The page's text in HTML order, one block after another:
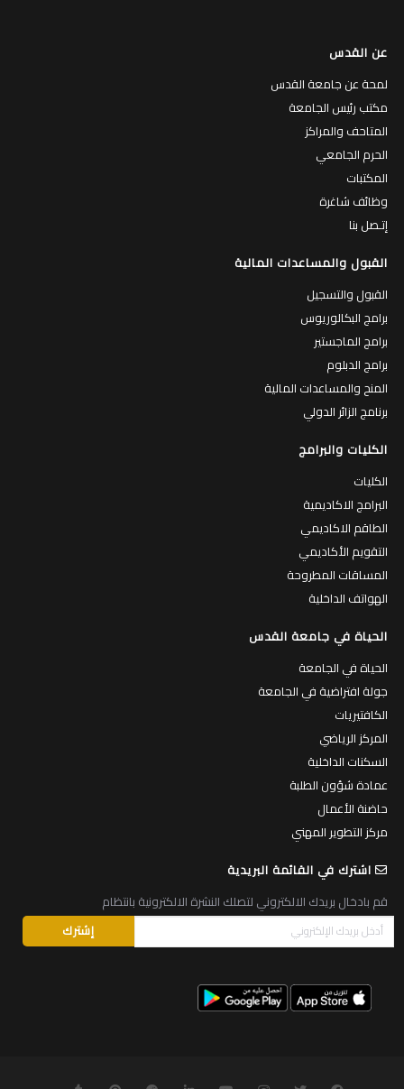
عن القدس
لمحة عن جامعة القدس
مكتب رئيس الجامعة
المتاحف والمراكز
الحرم الجامعي
المكتبات
وظائف شاغرة
إتـصل بنا
القبول والمساعدات المالية
القبول والتسجيل
برامج البكالوريوس
برامج الماجستير
برامج الدبلوم
المنح والمساعدات المالية
برنامج الزائر الدولي
الكليات والبرامج
الكليات
البرامج الاكاديمية
الطاقم الاكاديمي
التقويم الأكاديمي
المساقات المطروحة
الهواتف الداخلية
الحياة في جامعة القدس
الحياة في الجامعة
جولة افتراضية في الجامعة
الكافتيريات
المركز الرياضي
السكنات الداخلية
عمادة شؤون الطلبة
حاضنة الأعمال
مركز التطوير المهني
اشترك في القائمة البريدية
قم بادخال بريدك الالكتروني لتصلك النشرة الالكترونية بانتظام